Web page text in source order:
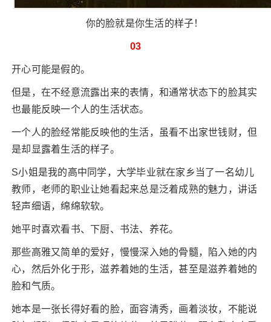
你的脸就是你生活的样子！
03
开心可能是假的。
但是，在不经意流露出来的表情，和通常状态下的脸其实
也最能反映一个人的生活状态。
一个人的脸经常能反映他的生活，虽看不出家世钱财，但
是却显露着生活的样子。
S小姐是我的高中同学，大学毕业就在家乡当了一名幼儿
教师，老师的职业让她看起来总是泛着成熟的魅力，讲话
轻声细语，绵绵软软。
她平时喜欢看书、下厨、书法、养花。
那些高雅又简单的爱好，慢慢深入她的骨髓，陷入她的内
心，然后外化于形，滋养着她的生活，甚至是滋养着她的
脸和气质。
她本是一张长得好看的脸，面容清秀，画着淡妆，不能说